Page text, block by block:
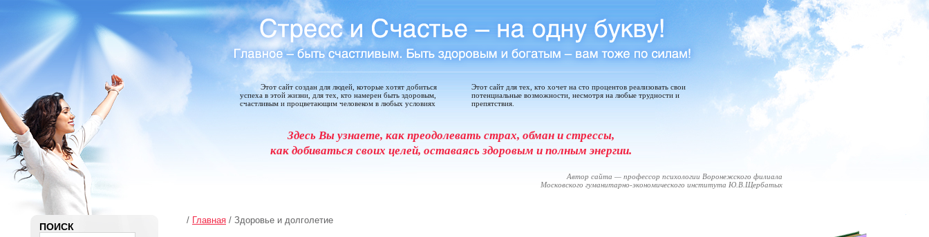
Этот сайт создан для людей, которые хотят добиться
успеха в этой жизни, для тех, кто намерен быть здоровым,
счастливым и процветающим человеком в любых условиях
Этот сайт для тех, кто хочет на сто процентов реализовать свои
потенциальные возможности, несмотря на любые трудности и
препятствия.
Здесь Вы узнаете, как преодолевать страх, обман и стрессы,
как добиваться своих целей, оставаясь здоровым и полным энергии.
Автор сайта — профессор психологии Воронежского филиала
Московского гуманитарно-экономического института Ю.В.Щербатых
ПОИСК
/ Главная / Здоровье и долголетие